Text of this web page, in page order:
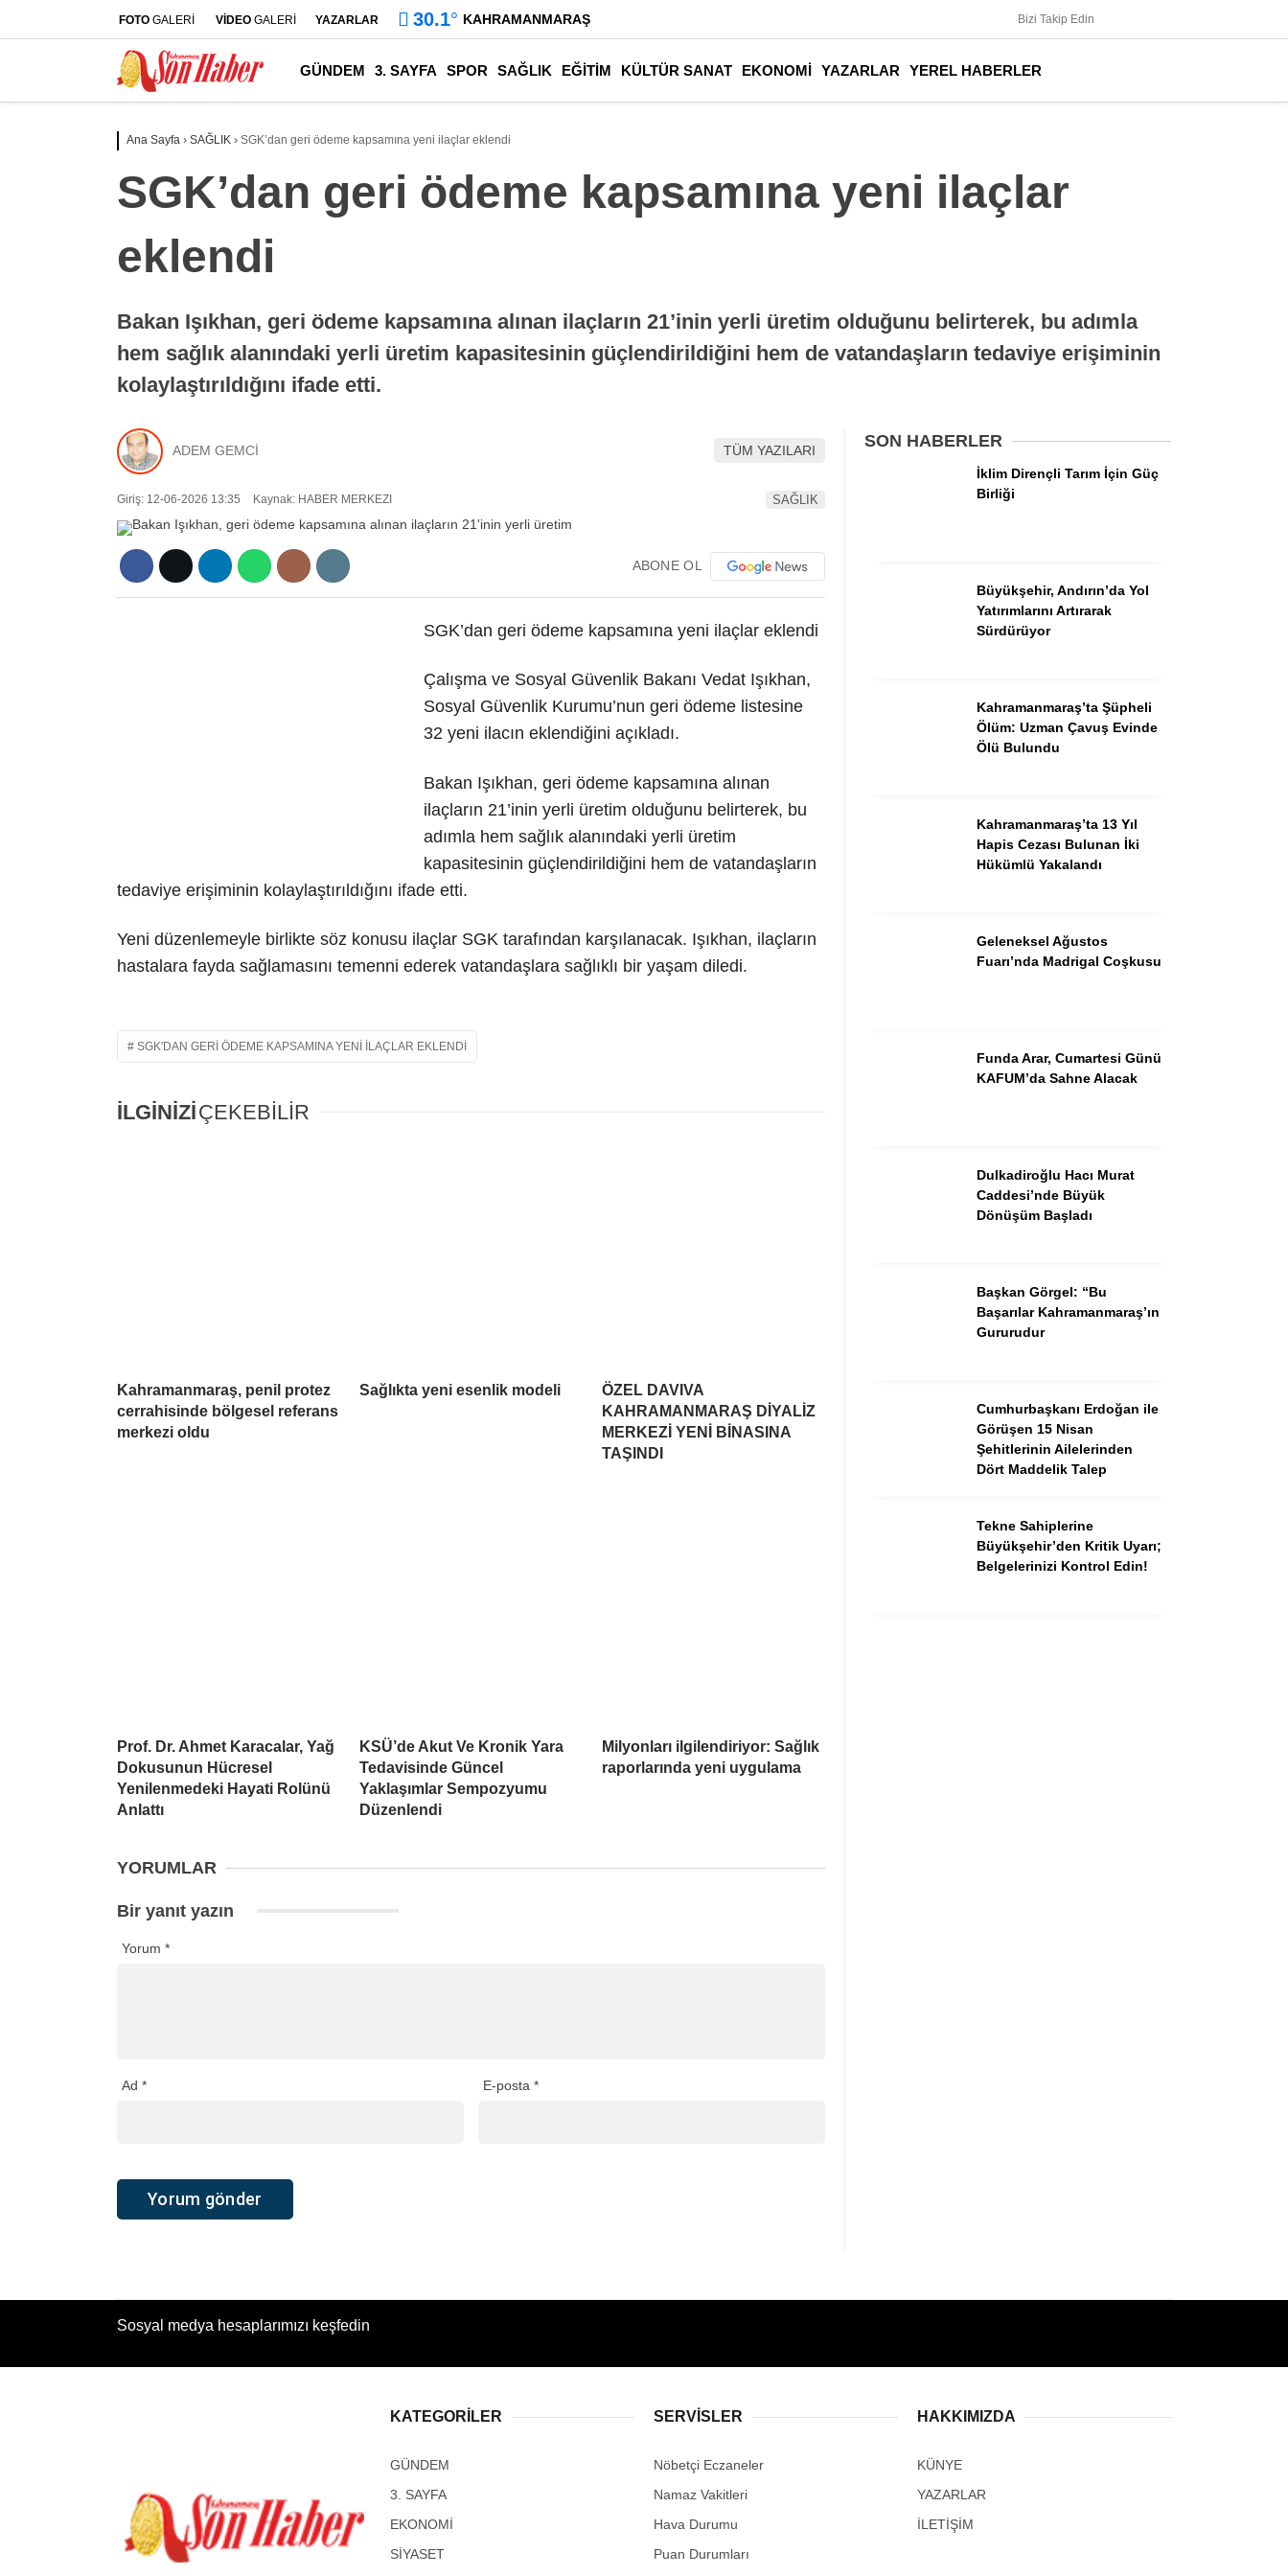
GÜNDEM
SAĞLIK
EKONOMİ
FOTO GALERİ VİDEO GALERİ YAZARLAR 30.1° KAHRAMANMARAŞ Bizi Takip Edin
GÜNDEM 3. SAYFA SPOR SAĞLIK EĞİTİM KÜLTÜR SANAT EKONOMİ YAZARLAR YEREL HABERLER
Ana Sayfa › SAĞLIK › SGK’dan geri ödeme kapsamına yeni ilaçlar eklendi
SGK’dan geri ödeme kapsamına yeni ilaçlar
eklendi
Bakan Işıkhan, geri ödeme kapsamına alınan ilaçların 21’inin yerli üretim olduğunu belirterek, bu adımla
hem sağlık alanındaki yerli üretim kapasitesinin güçlendirildiğini hem de vatandaşların tedaviye erişiminin
kolaylaştırıldığını ifade etti.
ADEM GEMCİ TÜM YAZILARI
Giriş: 12-06-2026 13:35 Kaynak: HABER MERKEZI SAĞLIK
ABONE OL
SGK’dan geri ödeme kapsamına yeni ilaçlar eklendi
Çalışma ve Sosyal Güvenlik Bakanı Vedat Işıkhan,
Sosyal Güvenlik Kurumu’nun geri ödeme listesine
32 yeni ilacın eklendiğini açıkladı.
Bakan Işıkhan, geri ödeme kapsamına alınan
ilaçların 21’inin yerli üretim olduğunu belirterek, bu
adımla hem sağlık alanındaki yerli üretim
kapasitesinin güçlendirildiğini hem de vatandaşların
tedaviye erişiminin kolaylaştırıldığını ifade etti.
Yeni düzenlemeyle birlikte söz konusu ilaçlar SGK tarafından karşılanacak. Işıkhan, ilaçların
hastalara fayda sağlamasını temenni ederek vatandaşlara sağlıklı bir yaşam diledi.
SGK'DAN GERI ÖDEME KAPSAMINA YENI ILAÇLAR EKLENDI
İLGİNİZİÇEKEBİLİR
Kahramanmaraş, penil protez
cerrahisinde bölgesel referans
merkezi oldu
Sağlıkta yeni esenlik modeli
ÖZEL DAVIVA
KAHRAMANMARAŞ DİYALİZ
MERKEZİ YENİ BİNASINA
TAŞINDI
Prof. Dr. Ahmet Karacalar, Yağ
Dokusunun Hücresel
Yenilenmedeki Hayati Rolünü
Anlattı
KSÜ’de Akut Ve Kronik Yara
Tedavisinde Güncel
Yaklaşımlar Sempozyumu
Düzenlendi
Milyonları ilgilendiriyor: Sağlık
raporlarında yeni uygulama
YORUMLAR
Bir yanıt yazın
Yorum *
Ad * E-posta *
SON HABERLER
İklim Dirençli Tarım İçin Güç
Birliği
Büyükşehir, Andırın’da Yol
Yatırımlarını Artırarak
Sürdürüyor
Kahramanmaraş’ta Şüpheli
Ölüm: Uzman Çavuş Evinde
Ölü Bulundu
Kahramanmaraş’ta 13 Yıl
Hapis Cezası Bulunan İki
Hükümlü Yakalandı
Geleneksel Ağustos
Fuarı’nda Madrigal Coşkusu
Funda Arar, Cumartesi Günü
KAFUM’da Sahne Alacak
Dulkadiroğlu Hacı Murat
Caddesi’nde Büyük
Dönüşüm Başladı
Başkan Görgel: “Bu
Başarılar Kahramanmaraş’ın
Gururudur
Cumhurbaşkanı Erdoğan ile
Görüşen 15 Nisan
Şehitlerinin Ailelerinden
Dört Maddelik Talep
Tekne Sahiplerine
Büyükşehir’den Kritik Uyarı;
Belgelerinizi Kontrol Edin!
Sosyal medya hesaplarımızı keşfedin
KATEGORİLER
GÜNDEM
3. SAYFA
EKONOMİ
SİYASET
SERVİSLER
Nöbetçi Eczaneler
Namaz Vakitleri
Hava Durumu
Puan Durumları
HAKKIMIZDA
KÜNYE
YAZARLAR
İLETİŞİM